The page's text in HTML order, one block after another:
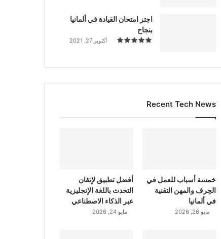
اجتز امتحان القيادة في ألمانيا
بنجاح
أكتوبر 27, 2021
Recent Tech News
خمسة أسباب للعمل في
الحِرف والمهن التقنية
في ألمانيا
مايو 26, 2026
أفضل تطبيق لإتقان
التحدث باللغة الإنجليزية
عبر الذكاء الاصطناعي
مايو 24, 2026